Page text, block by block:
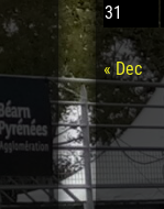
31
« Dec